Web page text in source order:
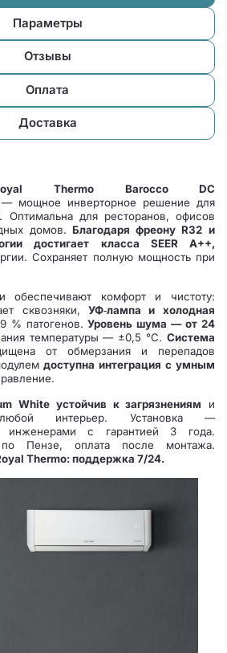
Параметры
Отзывы
Оплата
Доставка
Royal Thermo Barocco DC
— мощное инверторное решение для
для ресторанов, офисов
домов.Благодаря фреону R32 и
достигает класса SEER A++,
Сохраняет полную мощность при
обеспечивают комфорт и чистоту:
сквозняки, УФ‑лампа и холодная
% патогенов.Уровень шума — от 24
температуры — ±0,5 °C.Система
от обмерзания и перепадов
доступна интеграция с умным
White устойчив к загрязнениям и
интерьер. Установка —
инженерами с гарантией 3 года.
по Пензе, оплата после монтажа.
Thermo: поддержка 7/24.